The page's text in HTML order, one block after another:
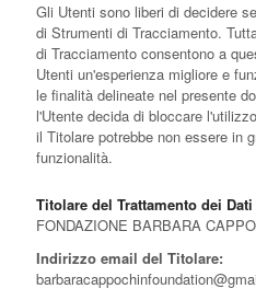
Gli Utenti sono liberi di decidere
di Strumenti di Tracciamento.
di Tracciamento consentono a
Utenti un'esperienza migliore e
le finalità delineate nel presente
l'Utente decida di bloccare
il Titolare potrebbe non essere in
funzionalità.
Titolare del Trattamento dei Dati
FONDAZIONE BARBARA
Indirizzo email del Titolare: